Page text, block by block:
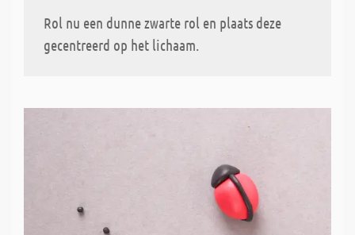
Rol nu een dunne zwarte rol en plaats deze
gecentreerd op het lichaam.